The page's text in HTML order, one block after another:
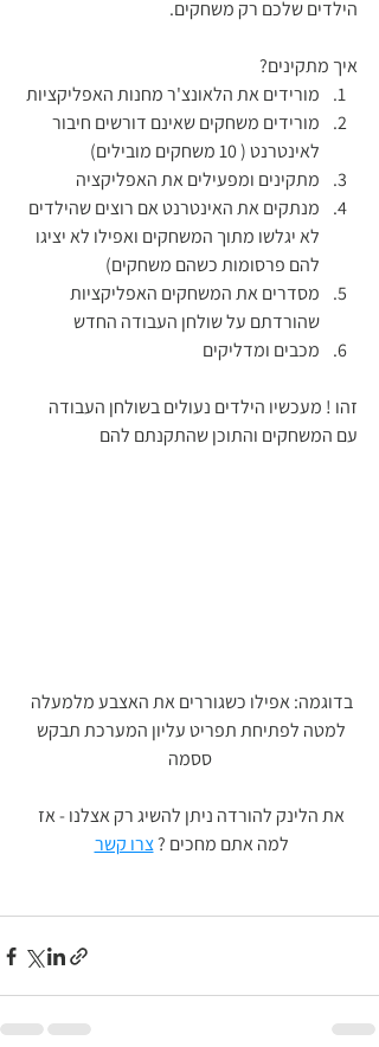
הילדים שלכם רק משחקים.
איך מתקינים?
מורידים את הלאונצ'ר מחנות האפליקציות
מורידים משחקים שאינם דורשים חיבור
לאינטרנט ( 10 משחקים מובילים)
מתקינים ומפעילים את האפליקציה
מנתקים את האינטרנט אם רוצים שהילדים
לא יגלשו מתוך המשחקים ואפילו לא יציגו
להם פרסומות כשהם משחקים)
מסדרים את המשחקים האפליקציות
שהורדתם על שולחן העבודה החדש
מכבים ומדליקים
זהו ! מעכשיו הילדים נעולים בשולחן העבודה
עם המשחקים והתוכן שהתקנתם להם
בדוגמה: אפילו כשגוררים את האצבע מלמעלה
למטה לפתיחת תפריט עליון המערכת תבקש
ססמה
את הלינק להורדה ניתן להשיג רק אצלנו - אז
למה אתם מחכים ? צרו קשר